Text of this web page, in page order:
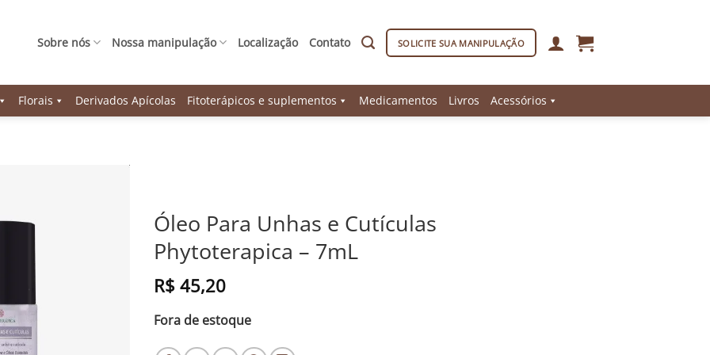
Sobre nós Nossa manipulação Localização Contato SOLICITE SUA MANIPULAÇÃO
Florais Derivados Apícolas Fitoterápicos e suplementos Medicamentos Livros Acessórios
Óleo Para Unhas e Cutículas
Phytoterapica – 7mL
R$ 45,20
Fora de estoque